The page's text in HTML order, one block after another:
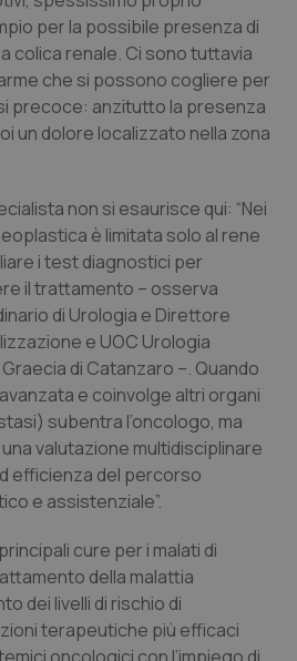
urogenitali
& Testa Collo
per la possibile presenza di
colica renale. Ci sono tuttavia
che si possono cogliere per
precoce: anzitutto la presenza
un dolore localizzato nella zona
non si esaurisce qui: “Nei
è limitata solo al rene
i test diagnostici per
il trattamento – osserva
di Urologia e Direttore
e UOC Urologia
di Catanzaro –. Quando
e coinvolge altri organi
subentra l’oncologo, ma
valutazione multidisciplinare
efficienza del percorso
e assistenziale”.
cure per i malati di
della malattia
dei livelli di rischio di
terapeutiche più efficaci